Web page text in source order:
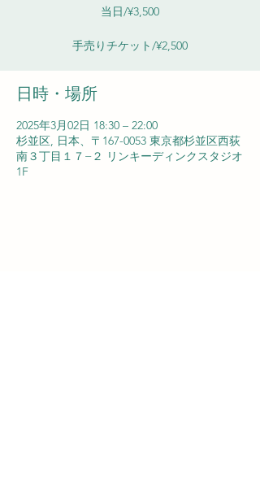
当日/¥3,500
手売りチケット/¥2,500
日時・場所
2025年3月02日 18:30 – 22:00
杉並区, 日本、〒167-0053 東京都杉並区西荻
南３丁目１７−２ リンキーディンクスタジオ
1F